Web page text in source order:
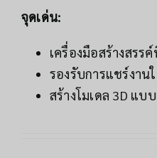
จุดเด่น:
เครื่องมือสร้างสรร
รองรับการแชร์งาน
สร้างโมเดล 3D แบ